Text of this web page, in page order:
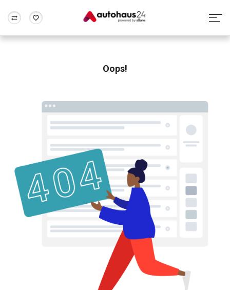
Rund um die Inzahlungnahme
Oops!